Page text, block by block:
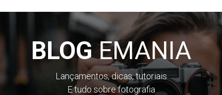
BLOGEMANIA
Lançamentos, dicas, tutoriais
E tudo sobre fotografia